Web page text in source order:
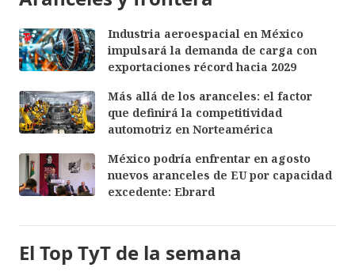
Industria aeroespacial en México
impulsará la demanda de carga con
exportaciones récord hacia 2029
Más allá de los aranceles: el factor
que definirá la competitividad
automotriz en Norteamérica
México podría enfrentar en agosto
nuevos aranceles de EU por capacidad
excedente: Ebrard
El Top TyT de la semana